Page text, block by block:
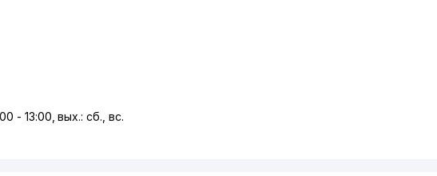
- 13:00, вых.: сб., вс.